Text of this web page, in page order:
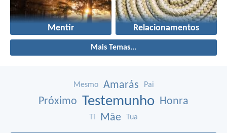
Mentir Relacionamentos
Mais Temas...
Mesmo Amarás Pai
Próximo Testemunho Honra
Ti Mãe Tua